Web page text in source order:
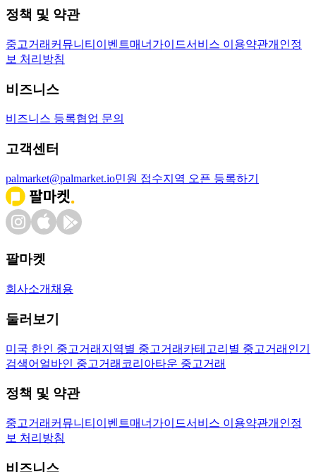
정책 및 약관
중고거래 커뮤니티 이벤트매너가이드서비스 이용약관개인정
보 처리방침
비즈니스
비즈니스 등록협업 문의
고객센터
palmarket@palmarket.io민원 접수지역 오픈 등록하기
팔마켓
회사소개 채용
둘러보기
미국 한인 중고거래 지역별 중고거래 카테고리별 중고거래 인기
검색어 얼바인 중고거래 코리아타운 중고거래
정책 및 약관
중고거래 커뮤니티 이벤트매너가이드서비스 이용약관개인정
보 처리방침
비즈니스